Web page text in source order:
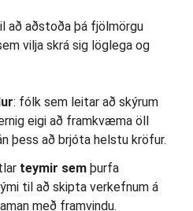
að aðstoða þá fjölmörgu
vilja skrá sig löglega og
: fólk sem leitar að skýrum
eigi að framkvæma öll
þess að brjóta helstu kröfur.
teymir sem þurfa
til að skipta verkefnum á
með framvindu.